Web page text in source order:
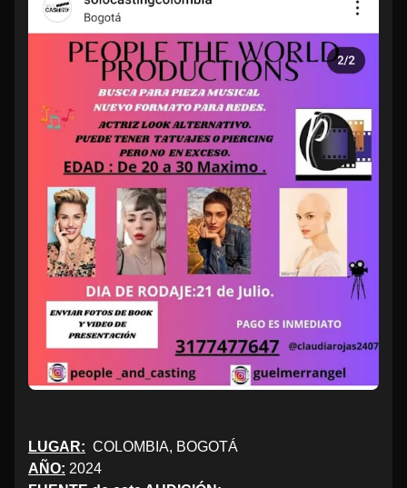
LUGAR: COLOMBIA, BOGOTÁ
AÑO: 2024